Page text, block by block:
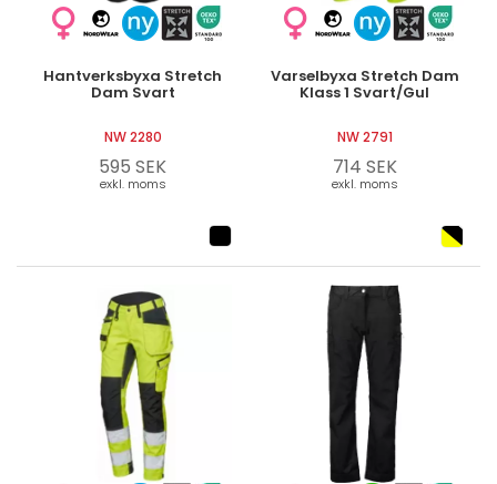
Svenska
Hantverksbyxa Stretch
Dam Svart
NW 2280
595 SEK
exkl. moms
Varselbyxa Stretch Dam
Klass 1 Svart/Gul
NW 2791
714 SEK
exkl. moms